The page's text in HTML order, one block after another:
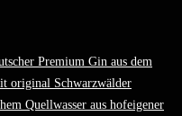
Premium Gin aus dem
original Schwarzwälder
Quellwasser aus hofeigener